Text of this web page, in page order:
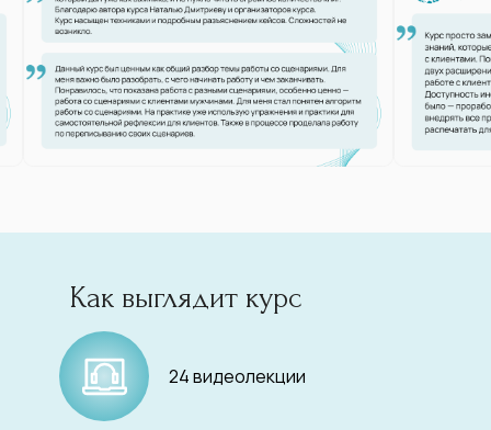
Как выглядит курс
24 видеолекции